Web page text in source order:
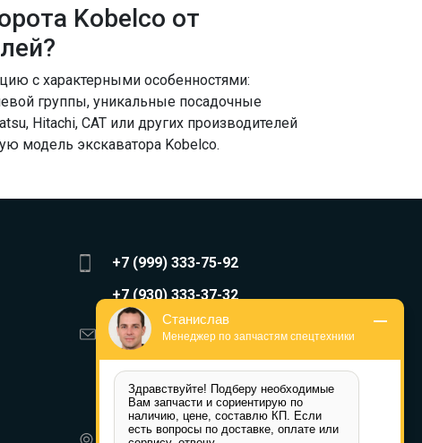
Kobelco от
с характерными особенностями:
группы, уникальные посадочные
Hitachi, CAT или других производителей
модель экскаватора Kobelco.
+7 (999) 333-75-92
+7 (930) 333-37-32
zakaz@reduktor40.ru
reductor-40@mail.ru
reduktora40@mail.ru
350072, г. Краснодар,
Станислав
Менеджер по запчастям спецтехники
Здравствуйте! Подберу необходимые
Вам запчасти и сориентирую по
наличию, цене, составлю КП. Если
есть вопросы по доставке, оплате или